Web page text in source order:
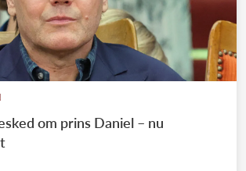
om prins Daniel – nu